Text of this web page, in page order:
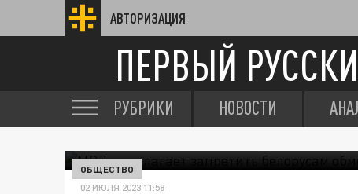
АВТОРИЗАЦИЯ
ПЕРВЫЙ
РУБРИКИ НОВОСТИ
ОБЩЕСТВО
02 ИЮЛЯ 2023 11:58